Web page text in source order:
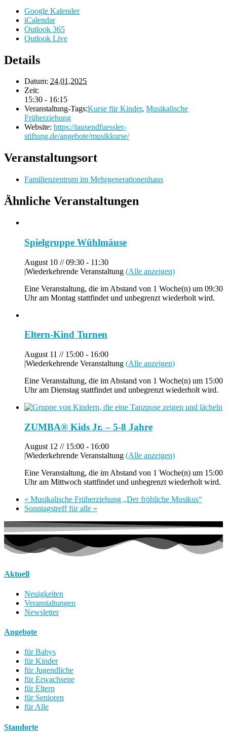
Google Kalender
iCalendar
Outlook 365
Outlook Live
Details
Datum: 24.01.2025
Zeit:
15:30 - 16:15
Veranstaltung-Tags:Kurse für Kinder, Musikalische
Früherziehung
Website: https://tausendfuessler-
stiftung.de/angebote/musikkurse/
Veranstaltungsort
Familienzentrum im Mehrgenerationenhaus
Ähnliche Veranstaltungen
Spielgruppe Wühlmäuse
August 10 // 09:30 - 11:30
|Wiederkehrende Veranstaltung (Alle anzeigen)
Eine Veranstaltung, die im Abstand von 1 Woche(n) um 09:30
Uhr am Montag stattfindet und unbegrenzt wiederholt wird.
Eltern-Kind Turnen
August 11 // 15:00 - 16:00
|Wiederkehrende Veranstaltung (Alle anzeigen)
Eine Veranstaltung, die im Abstand von 1 Woche(n) um 15:00
Uhr am Dienstag stattfindet und unbegrenzt wiederholt wird.
ZUMBA® Kids Jr. – 5-8 Jahre
August 12 // 15:00 - 16:00
|Wiederkehrende Veranstaltung (Alle anzeigen)
Eine Veranstaltung, die im Abstand von 1 Woche(n) um 15:00
Uhr am Mittwoch stattfindet und unbegrenzt wiederholt wird.
« Musikalische Früherziehung „Der fröhliche Musikus“
Sonntagstreff für alle »
Aktuell
Neuigkeiten
Veranstaltungen
Newsletter
Angebote
für Babys
für Kinder
für Jugendliche
für Erwachsene
für Eltern
für Senioren
für Alle
Standorte